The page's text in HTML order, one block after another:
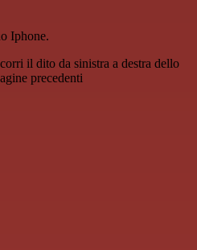
Iphone.
il dito da sinistra a destra dello
precedenti